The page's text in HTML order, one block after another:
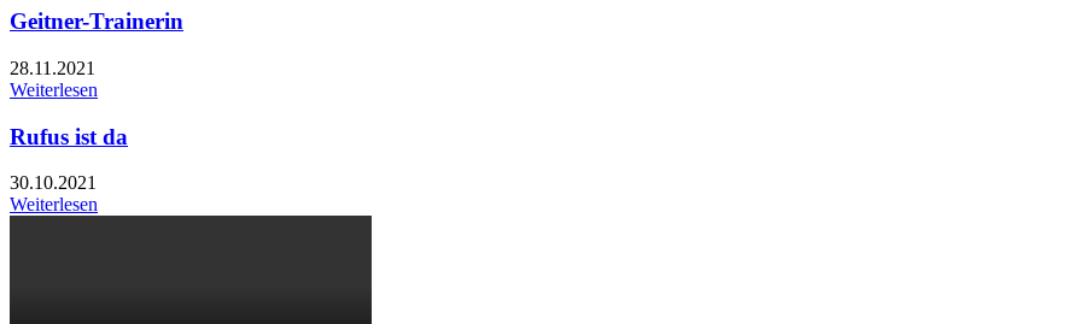
Geitner-Trainerin
28.11.2021
Weiterlesen
Rufus ist da
30.10.2021
Weiterlesen